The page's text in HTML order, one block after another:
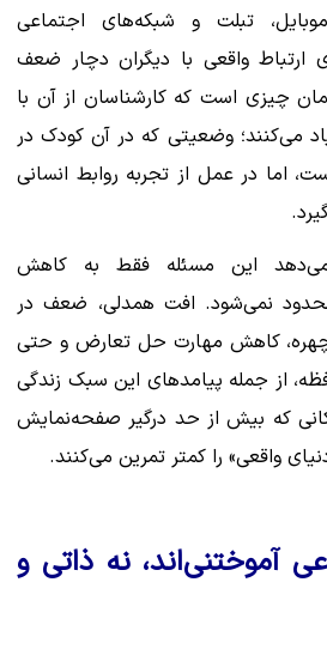
تبلت و شبکه‌های اجتماعی
ارتباط واقعی با دیگران دچار ضعف
چیزی است که کارشناسان از آن با
می‌کنند؛ وضعیتی که در آن کودک در
اما در عمل از تجربه روابط انسانی
می‌دهد این مسئله فقط به کاهش
نمی‌شود. افت همدلی، ضعف در
کاهش مهارت حل تعارض و حتی
از جمله پیامدهای این سبک زندگی
که بیش از حد درگیر صفحه‌نمایش
واقعی» را کمتر تمرین می‌کنند.
آموختنی‌اند، نه ذاتی و